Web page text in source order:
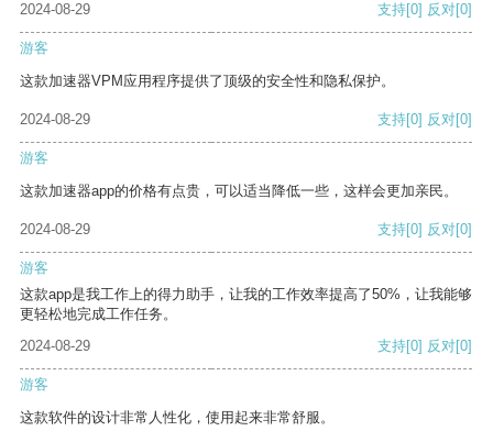
2024-08-29 支持[0] 反对[0]
游客
这款加速器VPM应用程序提供了顶级的安全性和隐私保护。
2024-08-29 支持[0] 反对[0]
游客
这款加速器app的价格有点贵，可以适当降低一些，这样会更加亲民。
2024-08-29 支持[0] 反对[0]
游客
这款app是我工作上的得力助手，让我的工作效率提高了50%，让我能够
更轻松地完成工作任务。
2024-08-29
支持[0] 反对[0]
游客
这款软件的设计非常人性化，使用起来非常舒服。